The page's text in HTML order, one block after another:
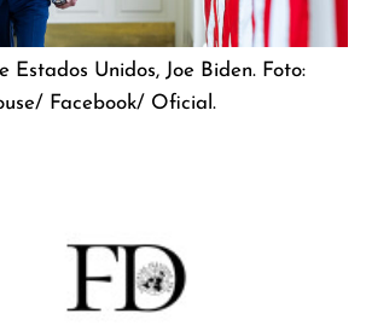
Estados Unidos, Joe Biden. Foto:
Facebook/ Oficial.